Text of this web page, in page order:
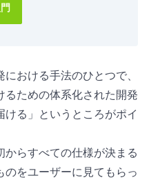
おける手法のひとつで、
ための体系化された開発
る」というところがポイ
らすべての仕様が決まる
をユーザーに見てもらっ